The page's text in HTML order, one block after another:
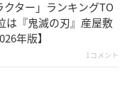
クター」ランキングTO
は『鬼滅の刃』産屋敷
年版】
1コメント